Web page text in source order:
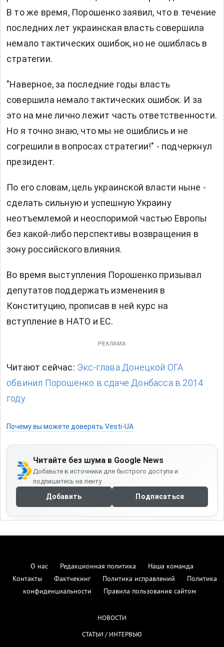
В то же время, Порошенко заявил, что в течение
последних лет украинская власть совершила
немало тактических ошибок, но не ошиблась в
стратегии.
"Наверное, за последние годы власть
совершила немало тактических ошибок. И за
это на мне лично лежит часть ответственности.
Но я точно знаю, что мы не ошиблись и не
согрешили в вопросах стратегии!" - подчеркнул
президент.
По его словам, цель украинской власти ныне -
сделать сильную и успешную Украину
неотъемлемой и неоспоримой частью Европы
без какой-либо перспективы возвращения в
зону российского влияния.
Во время выступления Порошенко призывал
депутатов поддержать изменения в
Конституцию, прописав в ней курс на
вступление в НАТО и ЕС.
РЕКЛАМА
Читают сейчас: Экс-глава Донецкой ОГА
обвинил Порошенко в сдаче Донбасса в 2014
году.
Почему вы можете доверять Vesti-UA
Читайте без шума в Google News
Добавьте в источники для быстрого доступа и
подпишитесь на ленту
Добавить Подписаться
О нас Редакционная политика
Наша команда
Контакты
Фактчекинг Политика исправлений
Политика
конфиденциальности
Правила пользования сайтом
НОВОСТИ
СТАТЬИ / ИНТЕРВЬЮ